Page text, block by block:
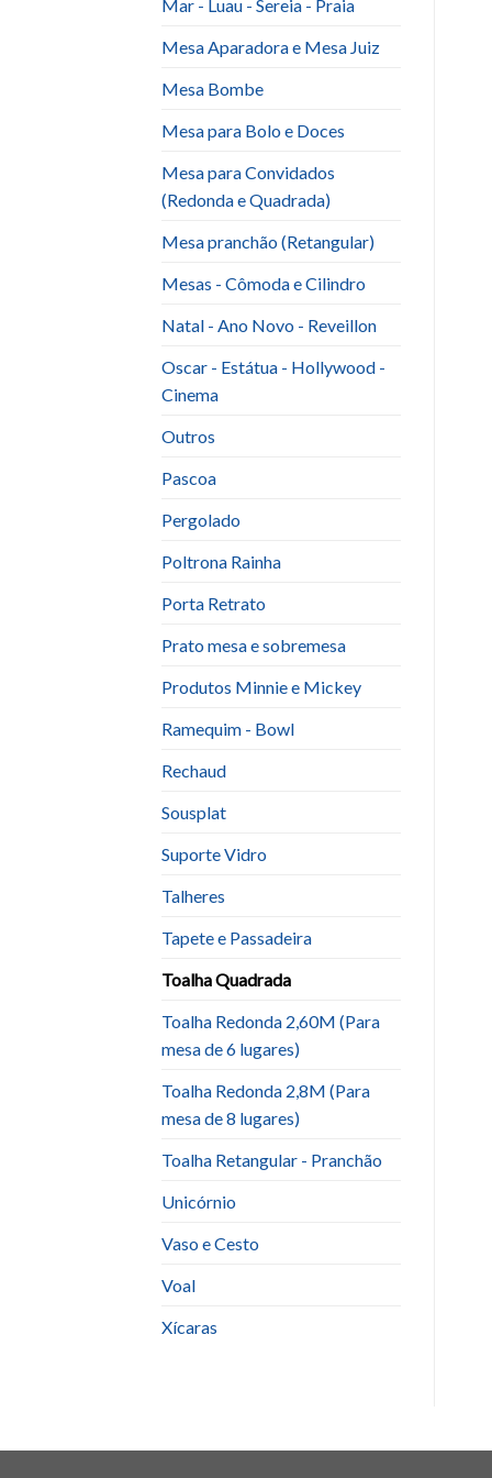
Mar - Luau - Sereia - Praia
Mesa Aparadora e Mesa Juiz
Mesa Bombe
Mesa para Bolo e Doces
Mesa para Convidados
(Redonda e Quadrada)
Mesa pranchão (Retangular)
Mesas - Cômoda e Cilindro
Natal - Ano Novo - Reveillon
Oscar - Estátua - Hollywood -
Cinema
Outros
Pascoa
Pergolado
Poltrona Rainha
Porta Retrato
Prato mesa e sobremesa
Produtos Minnie e Mickey
Ramequim - Bowl
Rechaud
Sousplat
Suporte Vidro
Talheres
Tapete e Passadeira
Toalha Quadrada
Toalha Redonda 2,60M (Para
mesa de 6 lugares)
Toalha Redonda 2,8M (Para
mesa de 8 lugares)
Toalha Retangular - Pranchão
Unicórnio
Vaso e Cesto
Voal
Xícaras